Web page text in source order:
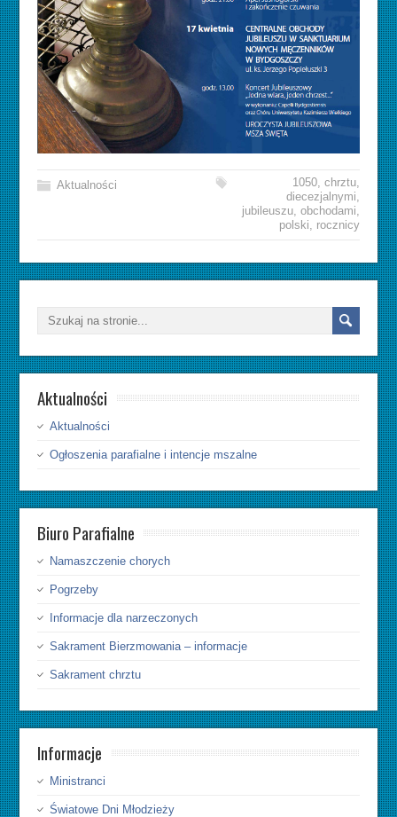
Aktualności 1050, chrztu,
diecezjalnymi,
jubileuszu, obchodami,
polski, rocznicy
Aktualności
Aktualności
Ogłoszenia parafialne i intencje mszalne
Biuro Parafialne
Namaszczenie chorych
Pogrzeby
Informacje dla narzeczonych
Sakrament Bierzmowania – informacje
Sakrament chrztu
Informacje
Ministranci
Światowe Dni Młodzieży